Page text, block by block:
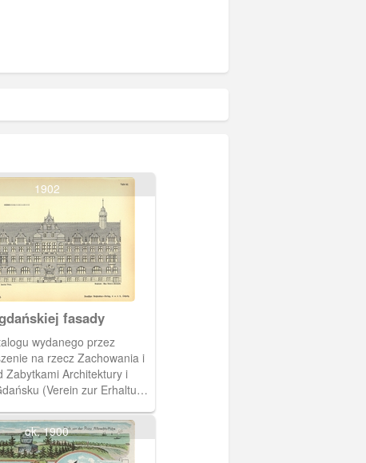
1902
fasady
wydanego przez
na rzecz Zachowania i
Zabytkami Architektury i
(Verein zur Erhaltung
in Danzig). Katalog
projekty gdańskich fasad
na konkurs w 1902 r.
ok. 1900